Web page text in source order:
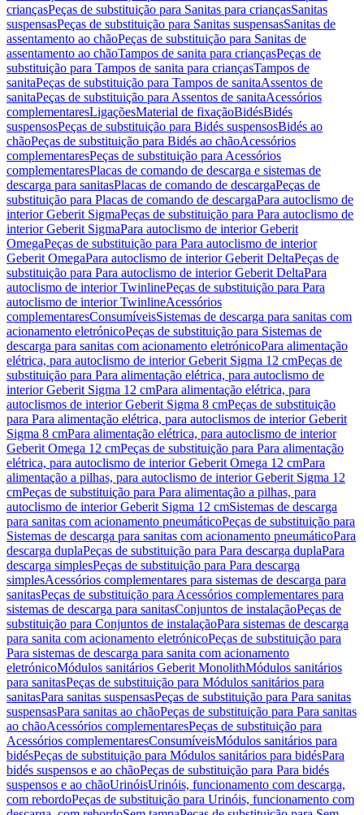
criançasPeças de substituição para Sanitas para criançasSanitas
suspensasPeças de substituição para Sanitas suspensasSanitas de
assentamento ao chãoPeças de substituição para Sanitas de
assentamento ao chãoTampos de sanita para criançasPeças de
substituição para Tampos de sanita para criançasTampos de
sanitaPeças de substituição para Tampos de sanitaAssentos de
sanitaPeças de substituição para Assentos de sanitaAcessórios
complementaresLigaçõesMaterial de fixaçãoBidésBidés
suspensosPeças de substituição para Bidés suspensosBidés ao
chãoPeças de substituição para Bidés ao chãoAcessórios
complementaresPeças de substituição para Acessórios
complementaresPlacas de comando de descarga e sistemas de
descarga para sanitasPlacas de comando de descargaPeças de
substituição para Placas de comando de descargaPara autoclismo de
interior Geberit SigmaPeças de substituição para Para autoclismo de
interior Geberit SigmaPara autoclismo de interior Geberit
OmegaPeças de substituição para Para autoclismo de interior
Geberit OmegaPara autoclismo de interior Geberit DeltaPeças de
substituição para Para autoclismo de interior Geberit DeltaPara
autoclismo de interior TwinlinePeças de substituição para Para
autoclismo de interior TwinlineAcessórios
complementaresConsumíveisSistemas de descarga para sanitas com
acionamento eletrónicoPeças de substituição para Sistemas de
descarga para sanitas com acionamento eletrónicoPara alimentação
elétrica, para autoclismo de interior Geberit Sigma 12 cmPeças de
substituição para Para alimentação elétrica, para autoclismo de
interior Geberit Sigma 12 cmPara alimentação elétrica, para
autoclismos de interior Geberit Sigma 8 cmPeças de substituição
para Para alimentação elétrica, para autoclismos de interior Geberit
Sigma 8 cmPara alimentação elétrica, para autoclismo de interior
Geberit Omega 12 cmPeças de substituição para Para alimentação
elétrica, para autoclismo de interior Geberit Omega 12 cmPara
alimentação a pilhas, para autoclismo de interior Geberit Sigma 12
cmPeças de substituição para Para alimentação a pilhas, para
autoclismo de interior Geberit Sigma 12 cmSistemas de descarga
para sanitas com acionamento pneumáticoPeças de substituição para
Sistemas de descarga para sanitas com acionamento pneumáticoPara
descarga duplaPeças de substituição para Para descarga duplaPara
descarga simplesPeças de substituição para Para descarga
simplesAcessórios complementares para sistemas de descarga para
sanitasPeças de substituição para Acessórios complementares para
sistemas de descarga para sanitasConjuntos de instalaçãoPeças de
substituição para Conjuntos de instalaçãoPara sistemas de descarga
para sanita com acionamento eletrónicoPeças de substituição para
Para sistemas de descarga para sanita com acionamento
eletrónicoMódulos sanitários Geberit MonolithMódulos sanitários
para sanitasPeças de substituição para Módulos sanitários para
sanitasPara sanitas suspensasPeças de substituição para Para sanitas
suspensasPara sanitas ao chãoPeças de substituição para Para sanitas
ao chãoAcessórios complementaresPeças de substituição para
Acessórios complementaresConsumíveisMódulos sanitários para
bidésPeças de substituição para Módulos sanitários para bidésPara
bidés suspensos e ao chãoPeças de substituição para Para bidés
suspensos e ao chãoUrinóisUrinóis, funcionamento com descarga,
com rebordoPeças de substituição para Urinóis, funcionamento com